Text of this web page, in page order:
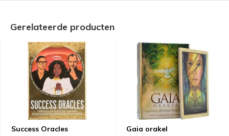
Gerelateerde producten
Success Oracles Gaia orakel